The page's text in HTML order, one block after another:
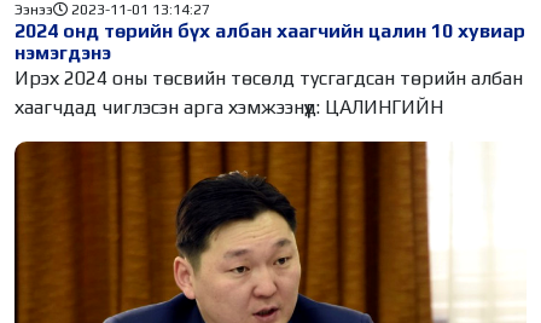
2024 онд төрийн бүх албан хаагчийн цалин 10 хувиар
нэмэгдэнэ
Ээнээ 2023-11-01 13:14:27
Ирэх 2024 оны төсвийн төсөлд тусгагдсан төрийн албан
хаагчдад чиглэсэн арга хэмжээнүүд: ЦАЛИНГИЙН